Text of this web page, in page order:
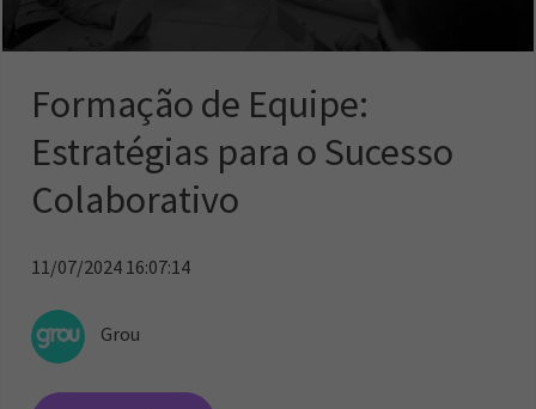
Formação de Equipe:
Estratégias para o Sucesso
Colaborativo
11/07/2024 16:07:14
Grou